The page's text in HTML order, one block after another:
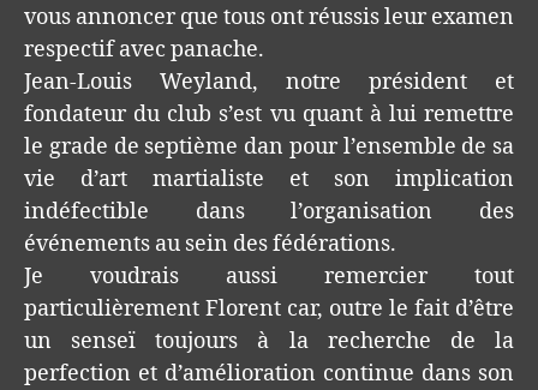
vous annoncer que tous ont réussis leur examen
respectif avec panache.
Jean-Louis Weyland, notre président et
fondateur du club s’est vu quant à lui remettre
le grade de septième dan pour l’ensemble de sa
vie d’art martialiste et son implication
indéfectible dans l’organisation des
événements au sein des fédérations.
Je voudrais aussi remercier tout
particulièrement Florent car, outre le fait d’être
un senseï toujours à la recherche de la
perfection et d’amélioration continue dans son